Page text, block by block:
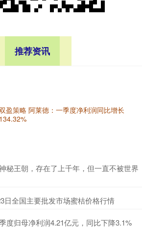
推荐资讯
盈策略 阿莱德：一季度净利润同比增长
134.32%
秘王朝，存在了上千年，但一直不被世界
日全国主要批发市场蜜桔价格行情
度归母净利润4.21亿元，同比下降3.1%